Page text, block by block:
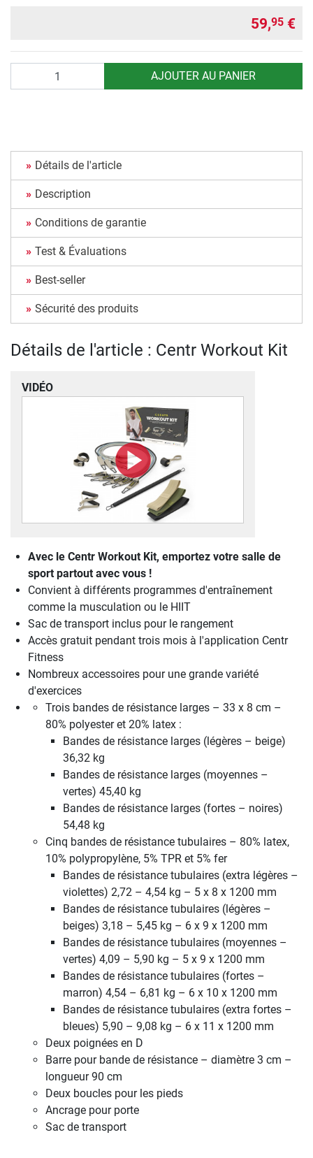
59,95 €
AJOUTER AU PANIER
Détails de l'article
Description
Conditions de garantie
Test & Évaluations
Best-seller
Sécurité des produits
Détails de l'article : Centr Workout Kit
VIDÉO
Avec le Centr Workout Kit, emportez votre salle de
sport partout avec vous !
Convient à différents programmes d'entraînement
comme la musculation ou le HIIT
Sac de transport inclus pour le rangement
Accès gratuit pendant trois mois à l'application Centr
Fitness
Nombreux accessoires pour une grande variété
d'exercices
Trois bandes de résistance larges – 33 x 8 cm –
80% polyester et 20% latex :
Bandes de résistance larges (légères – beige)
36,32 kg
Bandes de résistance larges (moyennes –
vertes) 45,40 kg
Bandes de résistance larges (fortes – noires)
54,48 kg
Cinq bandes de résistance tubulaires – 80% latex,
10% polypropylène, 5% TPR et 5% fer
Bandes de résistance tubulaires (extra légères –
violettes) 2,72 – 4,54 kg – 5 x 8 x 1200 mm
Bandes de résistance tubulaires (légères –
beiges) 3,18 – 5,45 kg – 6 x 9 x 1200 mm
Bandes de résistance tubulaires (moyennes –
vertes) 4,09 – 5,90 kg – 5 x 9 x 1200 mm
Bandes de résistance tubulaires (fortes –
marron) 4,54 – 6,81 kg – 6 x 10 x 1200 mm
Bandes de résistance tubulaires (extra fortes –
bleues) 5,90 – 9,08 kg – 6 x 11 x 1200 mm
Deux poignées en D
Barre pour bande de résistance – diamètre 3 cm –
longueur 90 cm
Deux boucles pour les pieds
Ancrage pour porte
Sac de transport